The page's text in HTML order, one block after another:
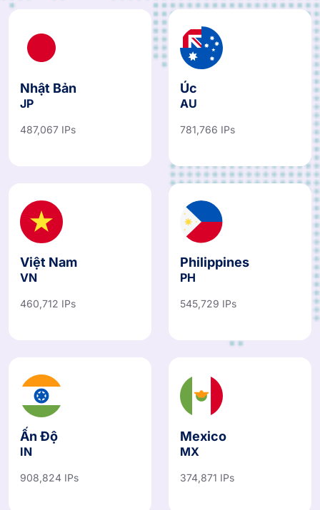
Nhật Bản
JP
487,067 IPs
Úc
AU
781,766 IPs
Việt Nam
VN
460,712 IPs
Philippines
PH
545,729 IPs
Ấn Độ
IN
908,824 IPs
Mexico
MX
374,871 IPs